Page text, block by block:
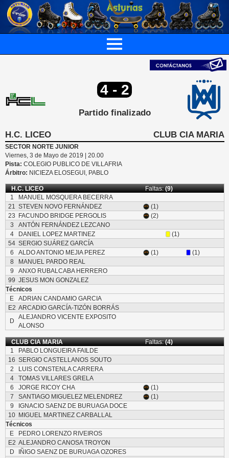
4 - 2
Partido finalizado
H.C. LICEO CLUB CIA MARIA
SECTOR NORTE JUNIOR
Viernes, 3 de Mayo de 2019 | 20.00
Pista: COLEGIO PUBLICO DE VILLAFRIA
Árbitro: NICIEZA ELOSEGUI, PABLO
H.C. LICEO Faltas:(9)
1
MANUEL MOSQUERA BECERRA
21
STEVEN NOVO FERNÁNDEZ
(1)
23
FACUNDO BRIDGE PERGOLIS
(2)
3
ANTÓN FERNÁNDEZ LEZCANO
4
DANIEL LOPEZ MARTINEZ
(1)
54 SERGIO SUÁREZ GARCÍA
6
ALDO ANTONIO MEJIA PEREZ (1)
(1)
8
MANUEL PARDO REAL
9
ANXO RUBALCABA HERRERO
99 JESUS MON GONZALEZ
Técnicos
E
ADRIAN CANDAMIO GARCIA
E2 ARCADIO GARCÍA-TIZÓN BORRÁS
D
ALEJANDRO VICENTE EXPOSITO
ALONSO
CLUB CIA MARIA Faltas:(4)
1
PABLO LONGUEIRA FAILDE
16 SERGIO CASTELLANOS SOUTO
2
LUIS CONSTENLA CARRERA
4
TOMAS VILLARES GRELA
6
JORGE RICOY CHA
(1)
7
SANTIAGO MIGUELEZ MELENDREZ
(1)
9
IGNACIO SAENZ DE BURUAGA DOCE
10
MIGUEL MARTINEZ CARBALLAL
Técnicos
E
PEDRO LORENZO RIVEIROS
E2 ALEJANDRO CANOSA TROYON
D
IÑIGO SAENZ DE BURUAGA OZORES